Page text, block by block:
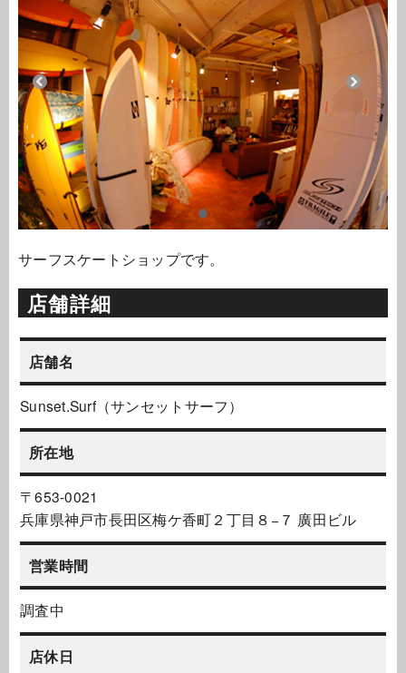
サーフスケートショップです。
店舗詳細
店舗名
Sunset.Surf（サンセットサーフ）
所在地
〒653-0021
兵庫県神戸市長田区梅ケ香町２丁目８−７ 廣田ビル
営業時間
調査中
店休日